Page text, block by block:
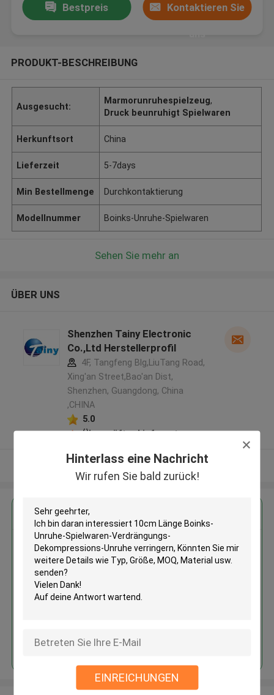
Hinterlass eine Nachricht
Wir rufen Sie bald zurück!
EINREICHUNGEN
Bestpreis Kontaktieren Sie
PRODUKT-BESCHREIBUNG
Ausgesucht:
Marmorunruhespielzeug,
Druck beunruhigt Spielwaren
Herkunftsort China
Lieferzeit 5-7days
Min Bestellmenge Durchkontaktierung
Modellnummer Boinks-Unruhe-Spielwaren
Sehen Sie mehr an
ÜBER UNS
Shenzhen Tainy Electronic
Co.,Ltd Herstellerprofil
4F, Tangfeng Blg,LiuTang Road,
Xing'an Street,Bao'an Dist,
Shenzhen, Guangdong, China
,CHINA
5.0
Überprüfter Lieferant
Sehen Sie mehr an
Erhalten Sie den besten Preis für
10cm Länge Boinks-Unruhe-
Spielwaren-Verdrängungs-
verringern
Fortsetzen